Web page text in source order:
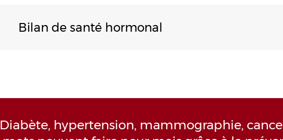
Bilan de santé hormonal
Diabète, hypertension, mammographie,